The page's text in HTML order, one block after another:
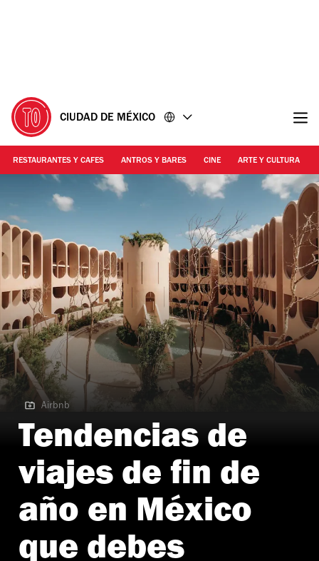
CIUDAD DE MÉXICO
RESTAURANTES Y CAFES ANTROS Y BARES CINE ARTE Y CULTURA
Airbnb
Airbnb
Tendencias de
viajes de fin de
año en México
que debes